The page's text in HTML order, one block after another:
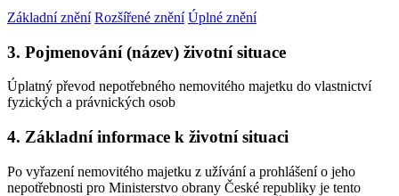
Základní znění Rozšířené znění Úplné znění
3. Pojmenování (název) životní situace
Úplatný převod nepotřebného nemovitého majetku do vlastnictví
fyzických a právnických osob
4. Základní informace k životní situaci
Po vyřazení nemovitého majetku z užívání a prohlášení o jeho
nepotřebnosti pro Ministerstvo obrany České republiky je tento